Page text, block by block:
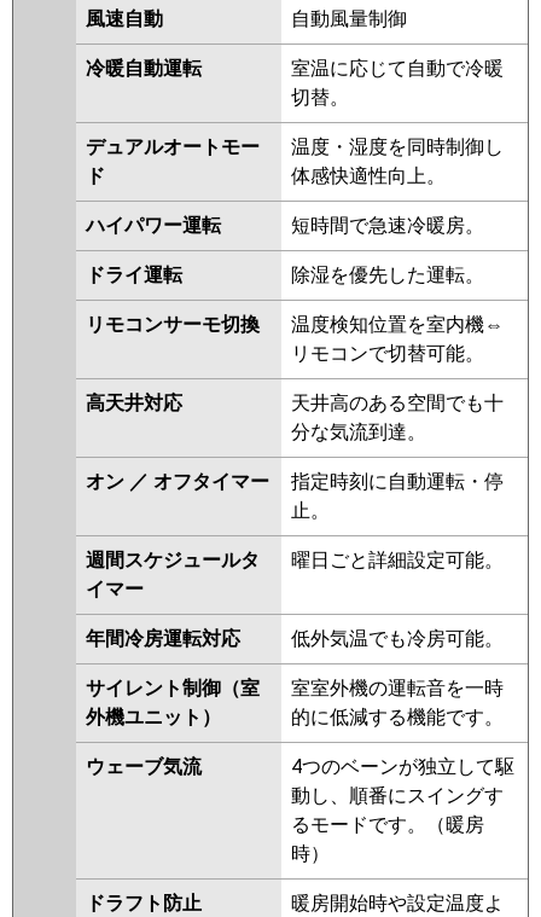
PLZ-HRMP112HBF4 PLZ-
HRMP112HF4 PLZ-HRMP112H4
PLZ-HRMP112HFG4
ERMP112H4 PLZ-ERMP112HLE4
PLZ-ERMP112HE4 PLZ-
HRMP112HFG3 PLZ-
HRMP112HF3 PLZ-HRMP112H3
PLZ-ERMP112H3 PLZ-
ERMP112HLE3 PLZ-
ERMP112HE3 PLZ-
HRMP112HFG2 PLZ-
HRMP112HF2 PLZ-HRMP112H2
PLZ-ERMP112HE2 PLZ-
ERMP112H2 PLZ-ERMP112HLE2
PLZ-HRMP112EZ PLZ-
HRMP112EFGZ
PLZ-
HRMP112EFZ PLZ-ERMP112EEZ
PLZ-ERMP112EZ
ERMP112ELEZ PLZ-
HRMP112EFY PLZ-HRMP112EY
PLZ-ERMP112EEY PLZ-
ERMP112EY PLZ-ERMP112ELEY
PLZ-HRMP112EFGV PLZ-
HRMP112EFV PLZ-HRMP112EV
PLZ-ERMP112EEW
PLZ-
ERMP112EW
PLZ-ERMP112ELEW
PLZ-ERMP112EEV PLZ-
ERMP112EV
PLZ-ERMP112EER PLZ-
ERMP112ER PLZ-ERMP112ELER
風速自動 自動風量制御
冷暖自動運転
室温に応じて自動で冷暖
切替。
デュアルオートモー
ド
温度・湿度を同時制御し
体感快適性向上。
ハイパワー運転 短時間で急速冷暖房。
ドライ運転 除湿を優先した運転。
リモコンサーモ切換
温度検知位置を室内機⇔
リモコンで切替可能。
高天井対応
天井高のある空間でも十
分な気流到達。
オン ／ オフタイマー
指定時刻に自動運転・停
止。
週間スケジュールタ
イマー
曜日ごと詳細設定可能。
年間冷房運転対応 低外気温でも冷房可能。
サイレント制御（室
外機ユニット）
室室外機の運転音を一時
的に低減する機能です。
ウェーブ気流
4つのベーンが独立して駆
動し、順番にスイングす
るモードです。（暖房
時）
ドラフト防止
暖房開始時や設定温度よ